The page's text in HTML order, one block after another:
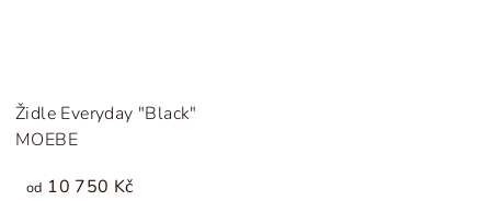
Židle Everyday "Black"
MOEBE
od 10 750 Kč